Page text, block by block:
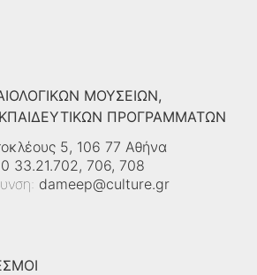
ΜΟΥΣΕΊΩΝ,
ΠΡΟΓΡΑΜΜΆΤΩΝ
5, 106 77 Αθήνα
33.21.702, 706, 708
dameep@culture.gr